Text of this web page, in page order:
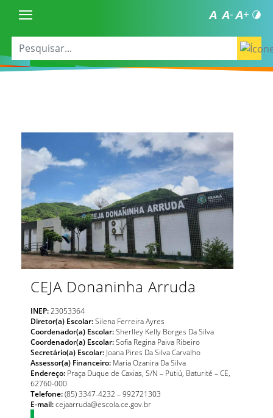
CEJA Donaninha Arruda
INEP: 23053364
Diretor(a) Escolar:Silena Ferreira Ayres
Coordenador(a) Escolar:Sherlley Kelly Borges Da Silva
Coordenador(a) Escolar:Sofia Regina Paiva Ribeiro
Secretário(a) Escolar: Joana Pires Da Silva Carvalho
Assessor(a) Financeiro: Maria Ozanira Da Silva
Endereço: Praça Duque de Caxias, S/N – Putiú, Baturité – CE,
62760-000
Telefone:(85) 3347-4232 – 992721303
E-mail:cejaarruda@escola.ce.gov.br